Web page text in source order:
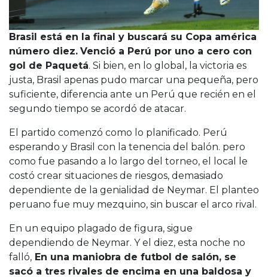
Brasil está en la final y buscará su Copa américa
número diez. Venció a Perú por uno a cero con
gol de Paquetá. Si bien, en lo global, la victoria es
justa, Brasil apenas pudo marcar una pequeña, pero
suficiente, diferencia ante un Perú que recién en el
segundo tiempo se acordó de atacar.
El partido comenzó como lo planificado. Perú
esperando y Brasil con la tenencia del balón. pero
como fue pasando a lo largo del torneo, el local le
costó crear situaciones de riesgos, demasiado
dependiente de la genialidad de Neymar. El planteo
peruano fue muy mezquino, sin buscar el arco rival.
En un equipo plagado de figura, sigue
dependiendo de Neymar. Y el diez, esta noche no
falló, En una maniobra de futbol de salón, se
sacó a tres rivales de encima en una baldosa y